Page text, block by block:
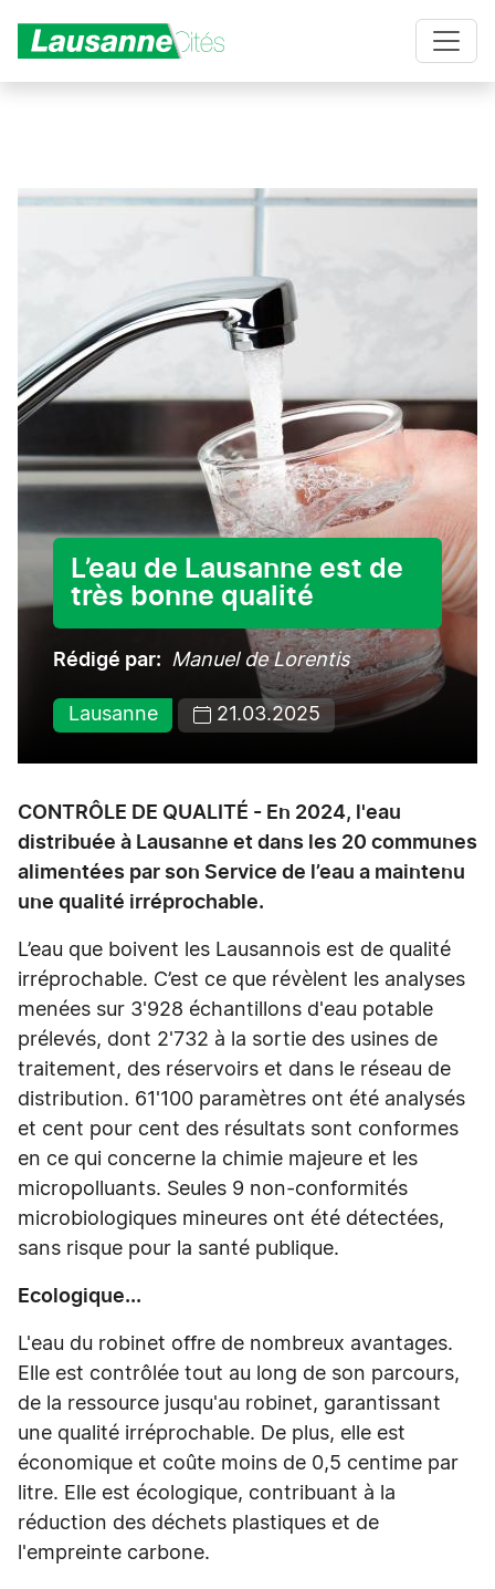
L’eau de Lausanne est de
très bonne qualité
Rédigé par Manuel de Lorentis
Lausanne 21.03.2025
CONTRÔLE DE QUALITÉ - En 2024, l'eau
distribuée à Lausanne et dans les 20 communes
alimentées par son Service de l’eau a maintenu
une qualité irréprochable.
L’eau que boivent les Lausannois est de qualité
irréprochable. C’est ce que révèlent les analyses
menées sur 3'928 échantillons d'eau potable
prélevés, dont 2'732 à la sortie des usines de
traitement, des réservoirs et dans le réseau de
distribution. 61'100 paramètres ont été analysés
et cent pour cent des résultats sont conformes
en ce qui concerne la chimie majeure et les
micropolluants. Seules 9 non-conformités
microbiologiques mineures ont été détectées,
sans risque pour la santé publique.
Ecologique...
L'eau du robinet offre de nombreux avantages.
Elle est contrôlée tout au long de son parcours,
de la ressource jusqu'au robinet, garantissant
une qualité irréprochable. De plus, elle est
économique et coûte moins de 0,5 centime par
litre. Elle est écologique, contribuant à la
réduction des déchets plastiques et de
l'empreinte carbone.